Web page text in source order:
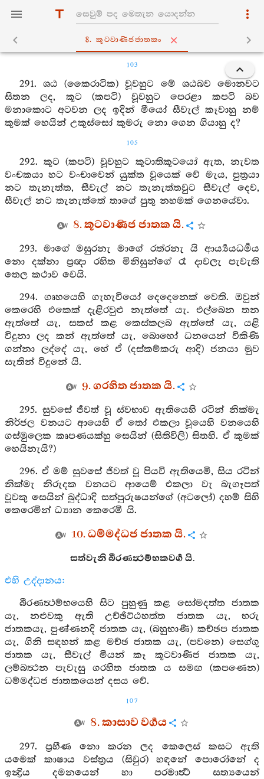
8. කූටවාණිජජාතකං
103
291. ශඨ (කෛරාටික) වූවහුට මේ ශඨබව මොනවට
සිතන ලද, කූට (කපටි) වූවහුට පෙරළා කපටි බව
මනාකොට අටවන ලද ඉදින් මීයෝ සීවැල් කෑවාහු නම්
කුමක් හෙයින් උකුස්සෝ කුමරු නො ගෙන ගියාහු ද?
105
292. කූට (කපටි) වූවහුට කූටාතිකූටයෝ ඇත, නැවත
වංචකයා හට වංචාවෙන් යුක්ත වූයෙක් වේ මැය, පුත්‍රයා
නට තැනැත්ත, සීවැල් නට තැනැත්තවුට සීවැල් දෙව,
සීවැල් නට තැනැත්තේ තාගේ පුතු නහමක් ගෙනයේවා.
8. කූටවාණිජ ජාතක යි.
293. මාගේ මසුරනැ මාගේ රත්රනැ යි ආර්‍ය්‍යයධර්‍මය
නො දක්නා ප්‍රඥා රහිත මිනිසුන්ගේ රෑ දාවලැ පැවැති
තෙල කථාව වෙයි.
294. ගෘහයෙහි ගැහැවියෝ දෙදෙනෙක් වෙති. ඔවුන්
කෙරෙහි එකෙක් දැළිරවුළු නැත්තේ යැ. එල්බෙන තන
ඇත්තේ යැ, සකස් කළ කෙස්කලබ ඇත්තේ යැ, යළි
විදුනා ලද කන් ඇත්තේ යැ, බොහෝ ධනයෙන් විකිණි
ගන්නා ලද්දේ යැ, හේ ඒ (දස්කම්කරු ආදි) ජනයා මුව
සැතින් විදුනේ යි.
9. ගරහිත ජාතක යි.
295. සුවසේ ජීවත් වූ ස්වභාව ඇතියෙහි රටින් නික්මැ
නිර්ජල වනයට ආයෙහි ඒ තෝ එකලා වූයෙහි වනයෙහි
ගස්මුලෙක කෘපණයක්හු සෙයින් (සිතිවිලි) සිතහි. ඒ කුමක්
හෙයිනැයි?)
296. ඒ මම් සුවසේ ජීවත් වූ පියවි ඇතියෙමි, සිය රටින්
නික්මැ නිරුදක වනයට ආයෙම් එකලා වැ බැගෑපත්
වූවකු සෙයින් බුද්ධාදි සත්පුරුෂයන්ගේ (අටලෝ) දහම් සිහි
කෙරෙමින් ධ්‍යාන කෙරෙමි යි.
10. ධම්මද්ධජ ජාතක යි.
සත්වැනි බීරණත්‍ථම්භකවර්‍ග යි.
එහි උද්දානය:
බීරණත්‍ථම්භයෙහි සිට පුහුණු කළ සෝමදත්ත ජාතක
යැ, නළුවකු ඇති උච්ඡිට්ඨහත්ත ජාතක යැ, භරු
ජාතකයැ, පුණ්ණනදි ජාතක යැ, (බහුභාණී) කච්ඡප ජාතක
යැ, ගිනි සඳහන් කළ මච්ඡ ජාතක යැ, (පවනෙ) සෙග්ගු
ජාතක යැ, සීවැල් මීයන් කෑ කූටවාණිජ ජාතක යැ,
ලම්බත්‍ථන පැවැසු ගරහිත ජාතක ය සමඟ (කපණෙන)
ධම්මද්ධජ ජාතකයෙන් දසය වේ.
107
8. කාසාව වර්‍ගය
297. ප්‍රහීණ නො කරන ලද කෙලෙස් කසට ඇති
යමෙක් කාෂාය වස්ත්‍රය (සිවුර) හඳනේ පොරෝනේ ද
ඉන්‍ද්‍රිය දමනයෙන් හා පරමාර්‍ත්‍ථ සත්‍යයෙන්